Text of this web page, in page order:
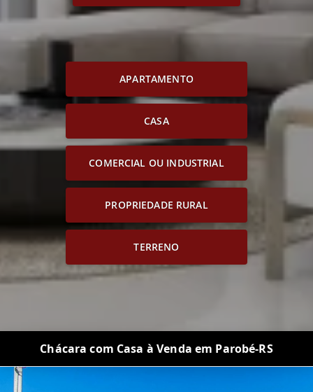
APARTAMENTO
CASA
COMERCIAL OU INDUSTRIAL
PROPRIEDADE RURAL
TERRENO
Chácara com Casa à Venda em Parobé-RS